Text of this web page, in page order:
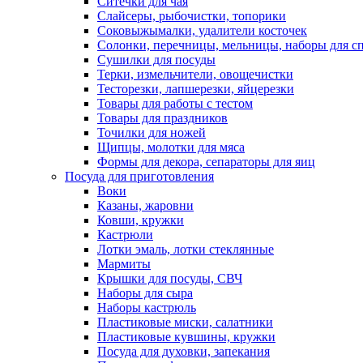
Слайсеры, рыбочистки, топорики
Соковыжымалки, удалители косточек
Солонки, перечницы, мельницы, наборы для
Сушилки для посуды
Терки, измельчители, овощечистки
Тесторезки, лапшерезки, яйцерезки
Товары для работы с тестом
Товары для праздников
Точилки для ножей
Щипцы, молотки для мяса
Формы для декора, сепараторы для яиц
Посуда для приготовления
Воки
Казаны, жаровни
Ковши, кружки
Кастрюли
Лотки эмаль, лотки стеклянные
Мармиты
Крышки для посуды, СВЧ
Наборы для сыра
Наборы кастрюль
Пластиковые миски, салатники
Пластиковые кувшины, кружки
Посуда для духовки, запекания